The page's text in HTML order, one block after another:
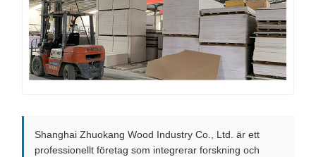
Shanghai Zhuokang Wood Industry Co., Ltd. är ett
professionellt företag som integrerar forskning och